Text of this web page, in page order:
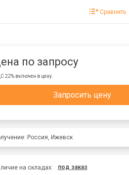
Сравнить
по запросу
22% включен в цену.
Запросить цену
Россия, Ижевск
на складах: под заказ